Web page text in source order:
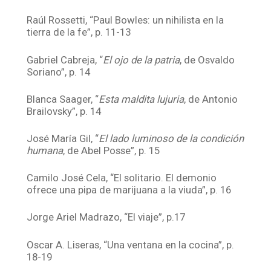
Raúl Rossetti, “Paul Bowles: un nihilista en la
tierra de la fe”, p. 11-13
Gabriel Cabreja, “El ojo de la patria, de Osvaldo
Soriano”, p. 14
Blanca Saager, “Esta maldita lujuria, de Antonio
Brailovsky”, p. 14
José María Gil, “El lado luminoso de la condición
humana, de Abel Posse”, p. 15
Camilo José Cela, “El solitario. El demonio
ofrece una pipa de marijuana a la viuda”, p. 16
Jorge Ariel Madrazo, “El viaje”, p.17
Oscar A. Liseras, “Una ventana en la cocina”, p.
18-19